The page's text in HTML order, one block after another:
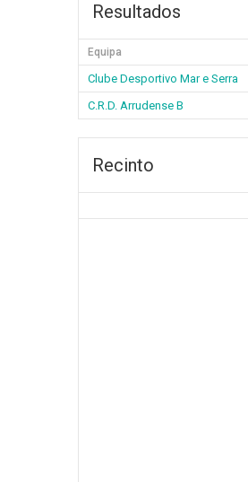
Resultados
Equipa
Clube Desportivo Mar e Serra
C.R.D. Arrudense B
Recinto